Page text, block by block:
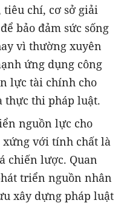
tiêu chí, cơ sở giải
bảo đảm sức sống
vì thường xuyên
ứng dụng công
lực tài chính cho
thực thi pháp luật.
nguồn lực cho
xứng với tính chất là
chiến lược. Quan
triển nguồn nhân
xây dựng pháp luật